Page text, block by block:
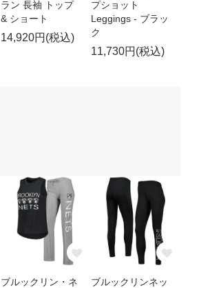
ラン 長袖 トップ
& ショート
14,920円(税込)
プショット
Leggings - ブラッ
ク
11,730円(税込)
ブルックリン・ネ
ブルックリンネッ